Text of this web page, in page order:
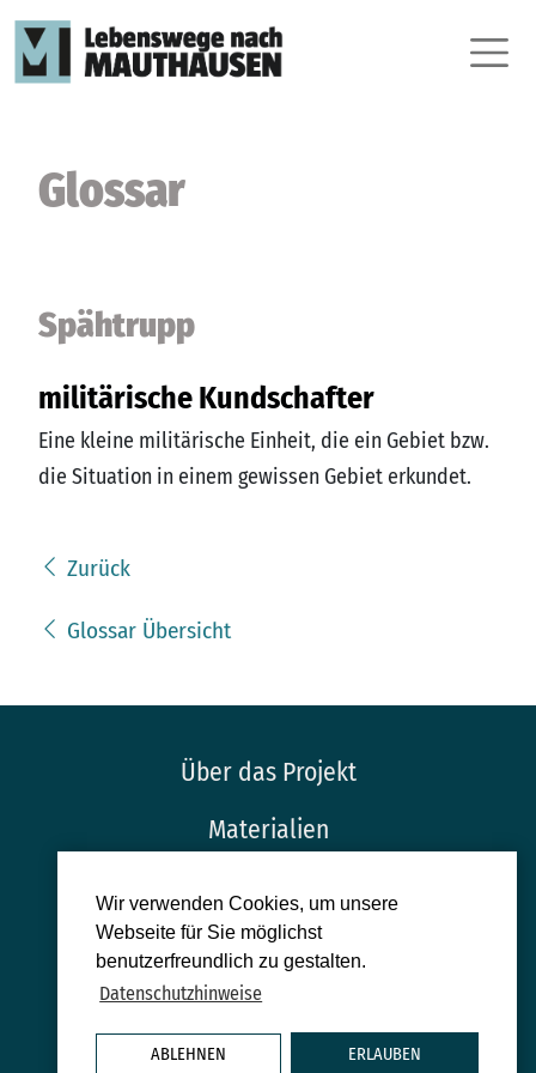
Wir verwenden Cookies, um unsere
Webseite für Sie möglichst
benutzerfreundlich zu gestalten.
Datenschutzhinweise
ABLEHNEN ERLAUBEN
Glossar
Spähtrupp
militärische Kundschafter
Eine kleine militärische Einheit, die ein Gebiet bzw.
die Situation in einem gewissen Gebiet erkundet.
Zurück
Glossar Übersicht
Über das Projekt
Materialien
Impressum
Datenschutz
Mauthausen Memorial